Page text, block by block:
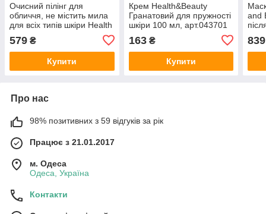
Очисний пілінг для
обличчя, не містить мила
для всіх типів шкіри Health
579 ₴
Купити
Крем Health&Beauty
Гранатовий для пружності
шкіри 100 мл, арт.043701
163₴
Купити
and
839
Про нас
98% позитивних з 59 відгуків за рік
Працює з 21.01.2017
м. Одеса
Одеса, Україна
Контакти